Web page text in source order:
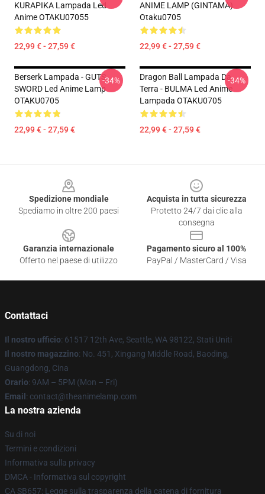
KURAPIKA Lampada Led
Anime OTAKU07055
22,99 € - 27,59 €
ANIME LAMP (GINTAMA)
Otaku0705
22,99 € - 27,59 €
Berserk Lampada - GUTS
SWORD Led Anime Lamp
OTAKU0705
22,99 € - 27,59 €
-34%
Dragon Ball Lampada Da
Terra - BULMA Led Anime
Lampada OTAKU0705
22,99 € - 27,59 €
-34%
Spedizione mondiale
Spediamo in oltre 200 paesi
Acquista in tutta sicurezza
Protetto 24/7 dai clic alla
consegna
Garanzia internazionale
Offerto nel paese di utilizzo
Pagamento sicuro al 100%
PayPal / MasterCard / Visa
Contattaci
Il nostro ufficio: 61517 12th Ave, Seattle, WA 98122, Stati Uniti
Il nostro magazzino: No. 451, Xingang Middle Road, Baoding,
Guangdong, Cina
Orario: 9AM – 5PM (Mon – Fri)
Email : contact@theanimelamp.com
La nostra azienda
Su di noi
Termini e condizioni
Informativa sulla privacy
DMCA - Informativa sul copyright
CA SB657: Legge sulla trasparenza della catena di fornitura